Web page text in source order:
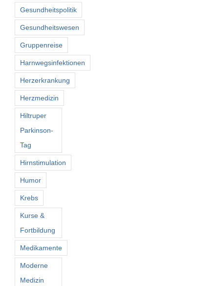
Gesundheitspolitik
Gesundheitswesen
Gruppenreise
Harnwegsinfektionen
Herzerkrankung
Herzmedizin
Hiltruper
Parkinson-
Tag
Hirnstimulation
Humor
Krebs
Kurse &
Fortbildung
Medikamente
Moderne
Medizin